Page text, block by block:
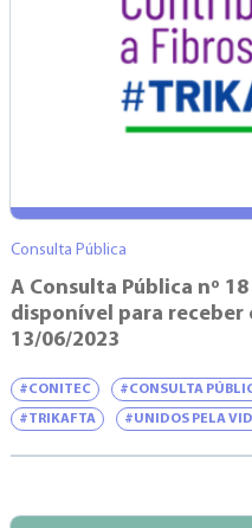
Consulta Pública
A Consulta Pública nº
disponível para
13/06/2023
#CONITEC #CONSULTA
#TRIKAFTA #UNIDOS PELA